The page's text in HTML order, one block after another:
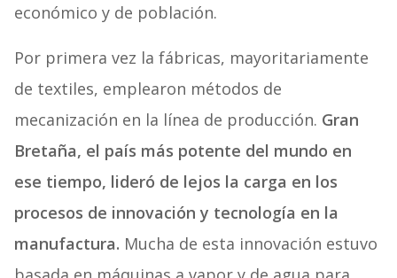
económico y de población.
Por primera vez la fábricas, mayoritariamente
de textiles, emplearon métodos de
mecanización en la línea de producción. Gran
Bretaña, el país más potente del mundo en
ese tiempo, lideró de lejos la carga en los
procesos de innovación y tecnología en la
manufactura. Mucha de esta innovación estuvo